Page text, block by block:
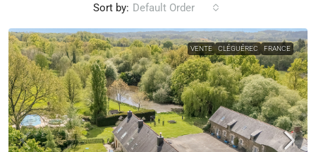
Sort by: Default Order
VENTE CLÉGUÉREC FRANCE